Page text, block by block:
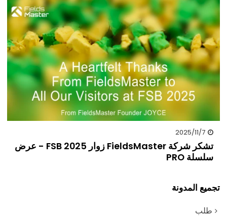
2025/11/7
تشكر شركة FieldsMaster زوار FSB 2025 - عرض
سلسلة PRO
تجميع المدونة
طلب